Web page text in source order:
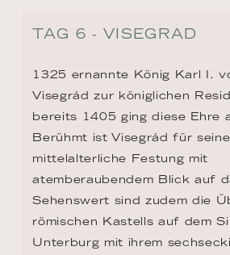
TAG 6 - VISEGRAD
1325 ernannte König Karl I.
Visegrád zur königlichen
bereits 1405 ging diese Ehre
Berühmt ist Visegrád für seine
mittelalterliche Festung mit
atemberaubendem Blick auf
Sehenswert sind zudem die
römischen Kastells auf dem
Unterburg mit ihrem